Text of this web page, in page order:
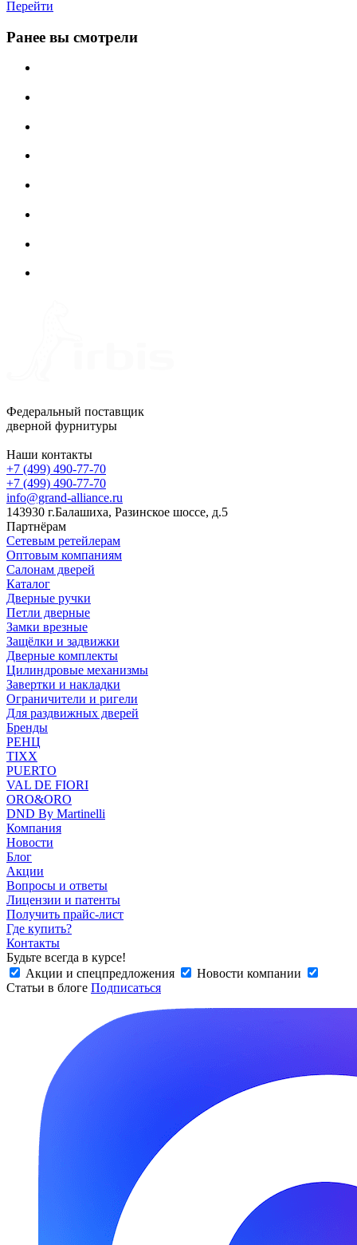
Перейти
Ранее вы смотрели
Федеральный поставщик
дверной фурнитуры
Наши контакты
+7 (499) 490-77-70
+7 (499) 490-77-70
info@grand-alliance.ru
143930 г.Балашиха, Разинское шоссе, д.5
Партнёрам
Сетевым ретейлерам
Оптовым компаниям
Салонам дверей
Каталог
Дверные ручки
Петли дверные
Замки врезные
Защёлки и задвижки
Дверные комплекты
Цилиндровые механизмы
Завертки и накладки
Ограничители и ригели
Для раздвижных дверей
Бренды
РЕНЦ
TIXX
PUERTO
VAL DE FIORI
ORO&ORO
DND By Martinelli
Компания
Новости
Блог
Акции
Вопросы и ответы
Лицензии и патенты
Получить прайс-лист
Где купить?
Контакты
Будьте всегда в курсе!
Акции и спецпредложения
Новости компании
Статьи в блоге Подписаться